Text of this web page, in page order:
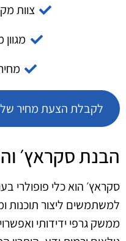
צוות
לקבלת הצעת מחיר
הבנת סקראץ׳
סקראץ׳ הוא כלי פופולרי
למשתמשים ליצור תוכנות
ממשק גרפי ידידותי